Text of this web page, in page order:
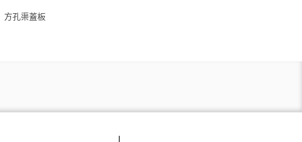
方孔渠蓋板